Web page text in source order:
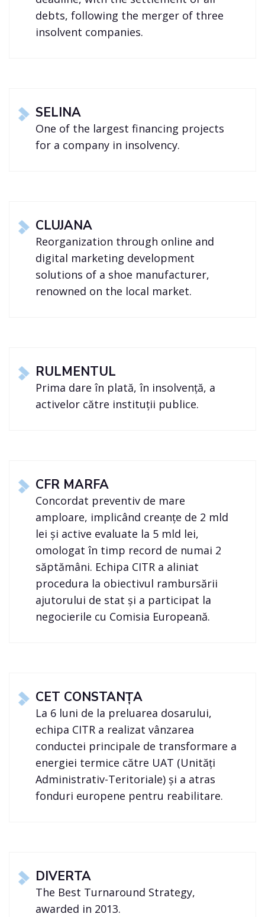
debts, following the merger of three
insolvent companies.
SELINA
One of the largest financing projects
for a company in insolvency.
CLUJANA
Reorganization through online and
digital marketing development
solutions of a shoe manufacturer,
renowned on the local market.
RULMENTUL
Prima dare în plată, în insolvență, a
activelor către instituții publice.
CFR MARFA
Concordat preventiv de mare
amploare, implicând creanțe de 2 mld
lei și active evaluate la 5 mld lei,
omologat în timp record de numai 2
săptămâni. Echipa CITR a aliniat
procedura la obiectivul rambursării
ajutorului de stat și a participat la
negocierile cu Comisia Europeană.
CET CONSTANȚA
La 6 luni de la preluarea dosarului,
echipa CITR a realizat vânzarea
conductei principale de transformare a
energiei termice către UAT (Unități
Administrativ-Teritoriale) și a atras
fonduri europene pentru reabilitare.
DIVERTA
The Best Turnaround Strategy,
awarded in 2013.